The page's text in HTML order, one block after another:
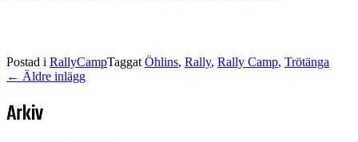
Postad i RallyCampTaggat Öhlins, Rally, Rally Camp, Trötänga
Inläggsnavigering
← Äldre inlägg
Arkiv